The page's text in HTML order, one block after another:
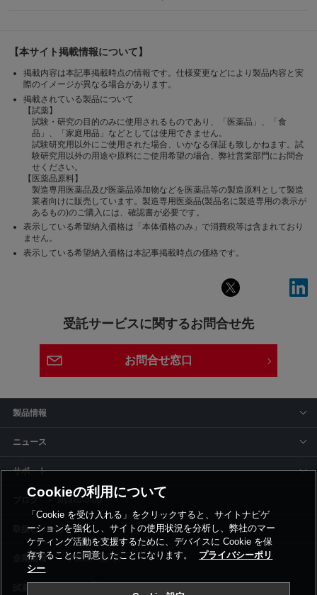
【本サイト掲載情報について】
掲載内容は本記事掲載時点の情報です。仕様変更などにより製品内容と実
際のイメージが異なる場合があります。
掲載されている製品について
【試薬】
試験・研究の目的のみに使用されるものであり、「医薬品」、「食
品」、「家庭用品」などとしては使用できません。
試験研究用以外にご使用された場合、いかなる保証も致しかねます。試
験研究用以外の用途や原料にご使用希望の場合、弊社営業部門にお問合
せください。
【医薬品原料】
製造専用医薬品及び医薬品添加物などを医薬品等の製造原料として製造
業者向けに販売しています。製造専用医薬品(製品名に製造専用の表示が
あるもの)のご購入には、確認書が必要です。
表示している希望納入価格は「本体価格のみ」で消費税等は含まれており
ません。
表示している希望納入価格は本記事掲載時点の価格です。
受託サービスに関するお問合せ先
お問合せ窓口
製品情報
ニュース
サポート
siyaku-blog
取扱いメーカー
事業所一覧
Cookieの利用について
「Cookie を受け入れる」をクリックすると、サイトナビゲ
ーションを強化し、サイトの使用状況を分析し、弊社のマー
ケティング活動を支援するために、デバイスに Cookie を保
存することに同意したことになります。
プライバシーポリ
シー